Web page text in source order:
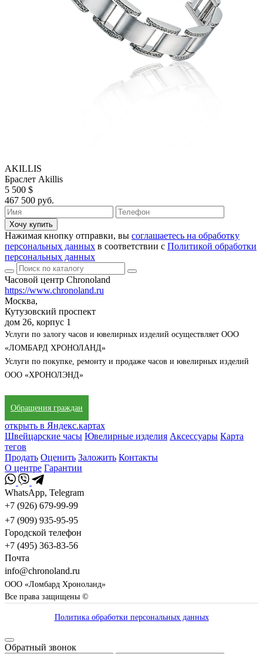
AKILLIS
Браслет Akillis
5 500 $
467 500 руб.
Хочу купить
Нажимая кнопку отправки, вы соглашаетесь на обработку
персональных данных в соответствии с Политикой обработки
персональных данных
Часовой центр Chronoland
https://www.chronoland.ru
Москва,
Кутузовский проспект
дом 26, корпус 1
Услуги по залогу часов и ювелирных изделий осуществляет ООО
«ЛОМБАРД ХРОНОЛАНД»
Услуги по покупке, ремонту и продаже часов и ювелирных изделий
ООО «ХРОНОЛЭНД»
Обращения граждан
открыть в Яндекс.картах
Швейцарские часы Ювелирные изделия Аксессуары Карта
тегов
Продать Оценить Заложить Контакты
О центре Гарантии
WhatsApp, Telegram
+7 (926) 679-99-99
+7 (909) 935-95-95
Городской телефон
+7 (495) 363-83-56
Почта
info@chronoland.ru
ООО «Ломбард Хроноланд»
Все права защищены ©
Политика обработки персональных данных
Обратный звонок